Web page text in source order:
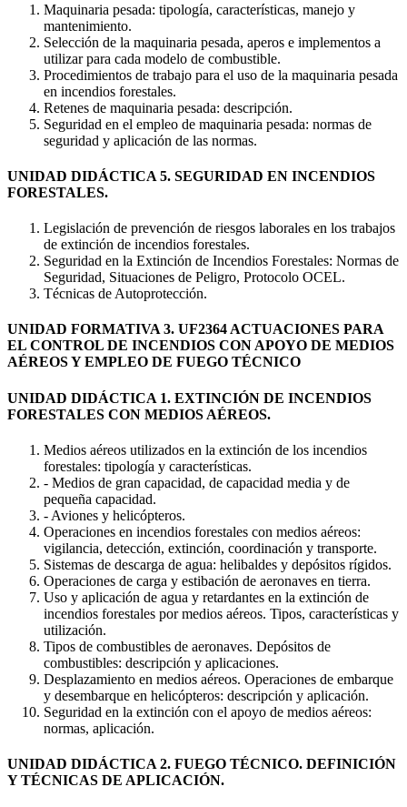
Maquinaria pesada: tipología, características, manejo y
mantenimiento.
Selección de la maquinaria pesada, aperos e implementos a
utilizar para cada modelo de combustible.
Procedimientos de trabajo para el uso de la maquinaria pesada
en incendios forestales.
Retenes de maquinaria pesada: descripción.
Seguridad en el empleo de maquinaria pesada: normas de
seguridad y aplicación de las normas.
UNIDAD DIDÁCTICA 5. SEGURIDAD EN INCENDIOS
FORESTALES.
Legislación de prevención de riesgos laborales en los trabajos
de extinción de incendios forestales.
Seguridad en la Extinción de Incendios Forestales: Normas de
Seguridad, Situaciones de Peligro, Protocolo OCEL.
Técnicas de Autoprotección.
UNIDAD FORMATIVA 3. UF2364 ACTUACIONES PARA
EL CONTROL DE INCENDIOS CON APOYO DE MEDIOS
AÉREOS Y EMPLEO DE FUEGO TÉCNICO
UNIDAD DIDÁCTICA 1. EXTINCIÓN DE INCENDIOS
FORESTALES CON MEDIOS AÉREOS.
Medios aéreos utilizados en la extinción de los incendios
forestales: tipología y características.
- Medios de gran capacidad, de capacidad media y de
pequeña capacidad.
- Aviones y helicópteros.
Operaciones en incendios forestales con medios aéreos:
vigilancia, detección, extinción, coordinación y transporte.
Sistemas de descarga de agua: helibaldes y depósitos rígidos.
Operaciones de carga y estibación de aeronaves en tierra.
Uso y aplicación de agua y retardantes en la extinción de
incendios forestales por medios aéreos. Tipos, características y
utilización.
Tipos de combustibles de aeronaves. Depósitos de
combustibles: descripción y aplicaciones.
Desplazamiento en medios aéreos. Operaciones de embarque
y desembarque en helicópteros: descripción y aplicación.
Seguridad en la extinción con el apoyo de medios aéreos:
normas, aplicación.
UNIDAD DIDÁCTICA 2. FUEGO TÉCNICO. DEFINICIÓN
Y TÉCNICAS DE APLICACIÓN.